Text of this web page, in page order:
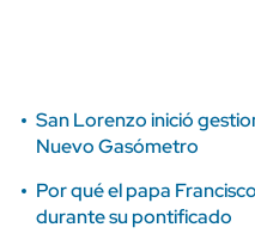
San Lorenzo inició
Nuevo Gasómetro
Por qué el papa
durante su pontificado